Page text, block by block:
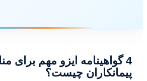
4 گواهینامه ایزو مهم برای
پیمانکاران چیست؟